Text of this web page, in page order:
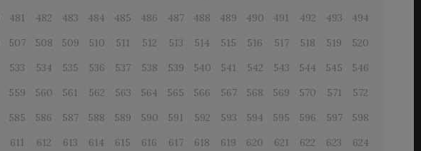
481 482 483 484 485 486 487 488 489 490 491 492 493
494
507 508 509 510 511 512 513 514 515 516 517 518 519
520
533 534 535 536 537 538 539 540 541 542 543 544 545
546
559 560 561 562 563 564 565 566 567 568 569 570 571
572
585 586 587 588 589 590 591 592 593 594 595 596 597
598
611 612 613 614 615 616 617 618 619 620 621 622 623
624